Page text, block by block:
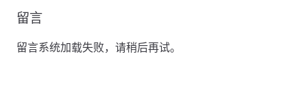
留言
留言系统加载失败，请稍后再试。